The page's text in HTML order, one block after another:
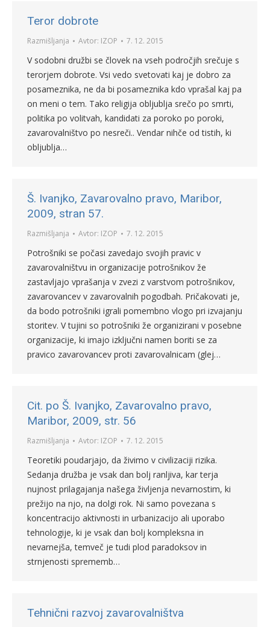
Teror dobrote
Razmišljanja Avtor: IZOP 7. 12. 2015
V sodobni družbi se človek na vseh področjih srečuje s
terorjem dobrote. Vsi vedo svetovati kaj je dobro za
posameznika, ne da bi posameznika kdo vprašal kaj pa
on meni o tem. Tako religija obljublja srečo po smrti,
politika po volitvah, kandidati za poroko po poroki,
zavarovalništvo po nesreči.. Vendar nihče od tistih, ki
obljublja…
Š. Ivanjko, Zavarovalno pravo, Maribor,
2009, stran 57.
Razmišljanja Avtor: IZOP 7. 12. 2015
Potrošniki se počasi zavedajo svojih pravic v
zavarovalništvu in organizacije potrošnikov že
zastavljajo vprašanja v zvezi z varstvom potrošnikov,
zavarovancev v zavarovalnih pogodbah. Pričakovati je,
da bodo potrošniki igrali pomembno vlogo pri izvajanju
storitev. V tujini so potrošniki že organizirani v posebne
organizacije, ki imajo izključni namen boriti se za
pravico zavarovancev proti zavarovalnicam (glej…
Cit. po Š. Ivanjko, Zavarovalno pravo,
Maribor, 2009, str. 56
Razmišljanja Avtor: IZOP 7. 12. 2015
Teoretiki poudarjajo, da živimo v civilizaciji rizika.
Sedanja družba je vsak dan bolj ranljiva, kar terja
nujnost prilagajanja našega življenja nevarnostim, ki
prežijo na njo, na dolgi rok. Ni samo povezana s
koncentracijo aktivnosti in urbanizacijo ali uporabo
tehnologije, ki je vsak dan bolj kompleksna in
nevarnejša, temveč je tudi plod paradoksov in
strnjenosti sprememb…
Tehnični razvoj zavarovalništva